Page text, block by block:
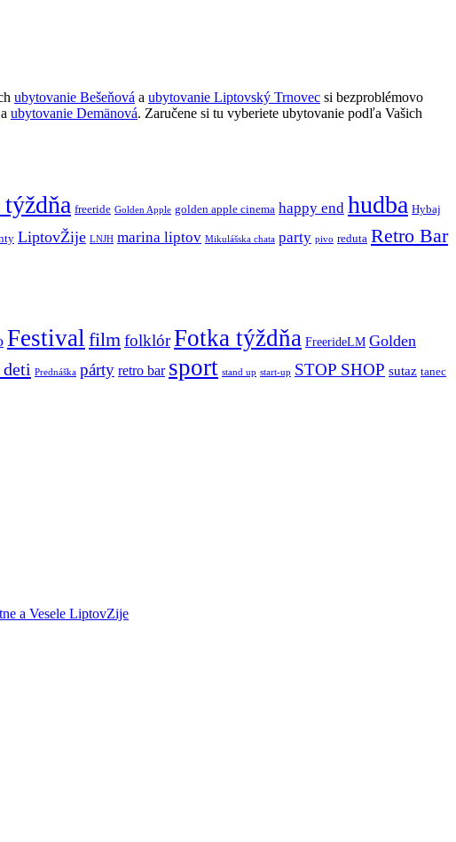
ubytovanie Bešeňová a ubytovanie Liptovský Trnovec si bezproblémovo
a ubytovanie Demänová. Zaručene si tu vyberiete ubytovanie podľa Vašich
freeride Golden Apple golden apple cinema happy end hudba Hybaj
LiptovŽije LNJH marina liptov Mikulášska chata party pivo reduta Retro Bar
Festival filmfolklórFotka týždňa FreerideLM Golden
Prednáška párty retro bar sport stand up start-up STOP SHOP sutaz tanec